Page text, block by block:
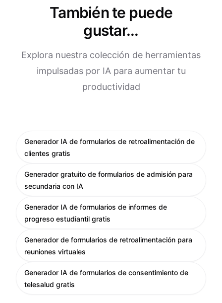
También te puede
gustar...
Explora nuestra colección de herramientas
impulsadas por IA para aumentar tu
productividad
Generador IA de formularios de retroalimentación de
clientes gratis
Generador gratuito de formularios de admisión para
secundaria con IA
Generador IA de formularios de informes de
progreso estudiantil gratis
Generador de formularios de retroalimentación para
reuniones virtuales
Generador IA de formularios de consentimiento de
telesalud gratis